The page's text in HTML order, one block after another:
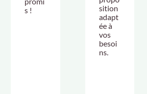
s !
sition
adapt
ée à
vos
besoi
ns.